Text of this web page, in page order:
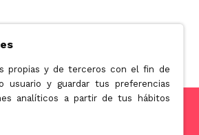
propias y de terceros con el fin de
usuario y guardar tus preferencias
analíticos a partir de tus hábitos